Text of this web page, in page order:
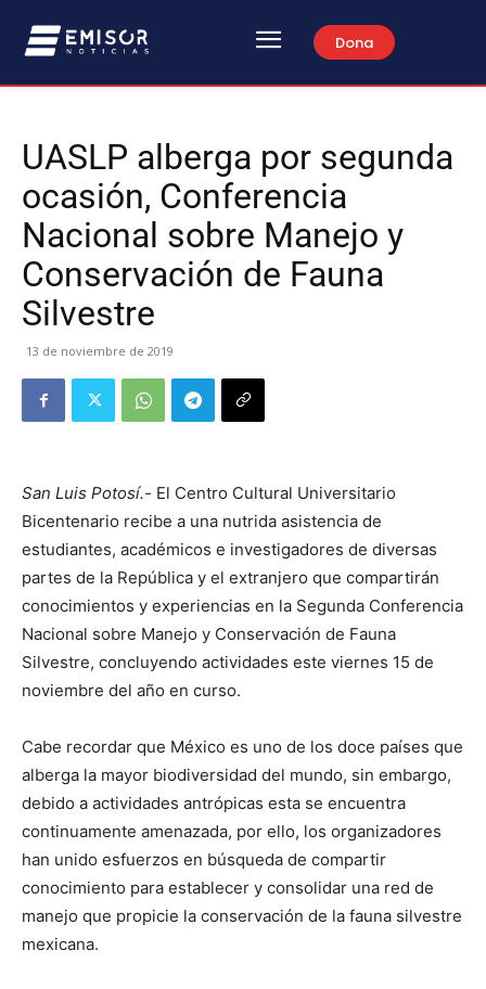
Dona
UASLP alberga por segunda
ocasión, Conferencia
Nacional sobre Manejo y
Conservación de Fauna
Silvestre
13 de noviembre de 2019
San Luis Potosí.- El Centro Cultural Universitario
Bicentenario recibe a una nutrida asistencia de
estudiantes, académicos e investigadores de diversas
partes de la República y el extranjero que compartirán
conocimientos y experiencias en la Segunda Conferencia
Nacional sobre Manejo y Conservación de Fauna
Silvestre, concluyendo actividades este viernes 15 de
noviembre del año en curso.
Cabe recordar que México es uno de los doce países que
alberga la mayor biodiversidad del mundo, sin embargo,
debido a actividades antrópicas esta se encuentra
continuamente amenazada, por ello, los organizadores
han unido esfuerzos en búsqueda de compartir
conocimiento para establecer y consolidar una red de
manejo que propicie la conservación de la fauna silvestre
mexicana.